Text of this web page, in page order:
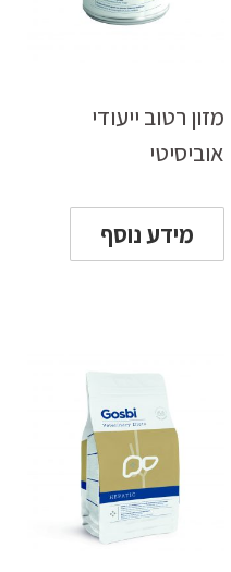
מזון רטוב ייעודי
אוביסיטי
מידע נוסף